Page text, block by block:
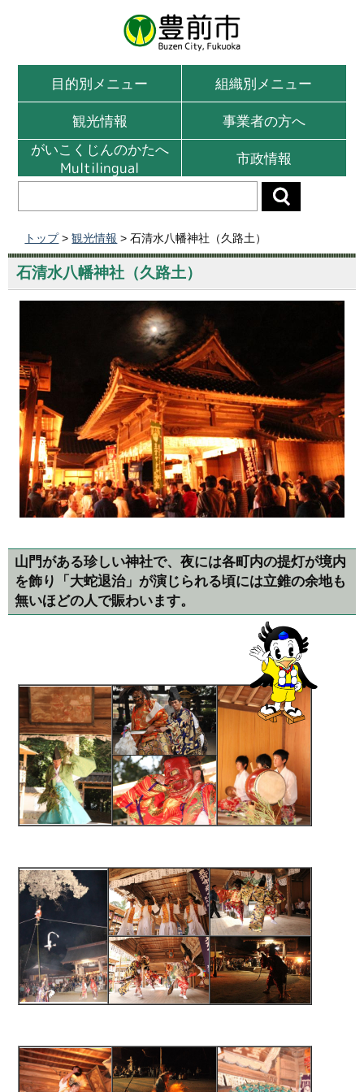
目的別メニュー
組織別メニュー
観光情報
事業者の方へ
がいこくじんのかたへ
Multilingual
市政情報
トップ >観光情報 > 石清水八幡神社（久路土）
石清水八幡神社（久路土）
山門がある珍しい神社で、夜には各町内の提灯が境内
を飾り「大蛇退治」が演じられる頃には立錐の余地も
無いほどの人で賑わいます。